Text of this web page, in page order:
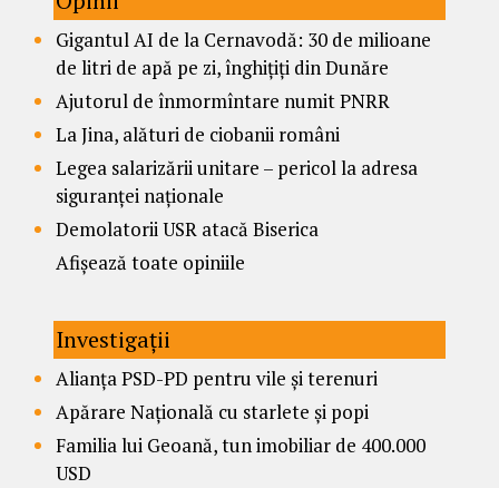
Gigantul AI de la Cernavodă: 30 de milioane
de litri de apă pe zi, înghițiți din Dunăre
Ajutorul de înmormîntare numit PNRR
La Jina, alături de ciobanii români
Legea salarizării unitare – pericol la adresa
siguranței naționale
Demolatorii USR atacă Biserica
Afișează toate opiniile
Investigații
Alianța PSD-PD pentru vile și terenuri
Apărare Națională cu starlete și popi
Familia lui Geoană, tun imobiliar de 400.000
USD